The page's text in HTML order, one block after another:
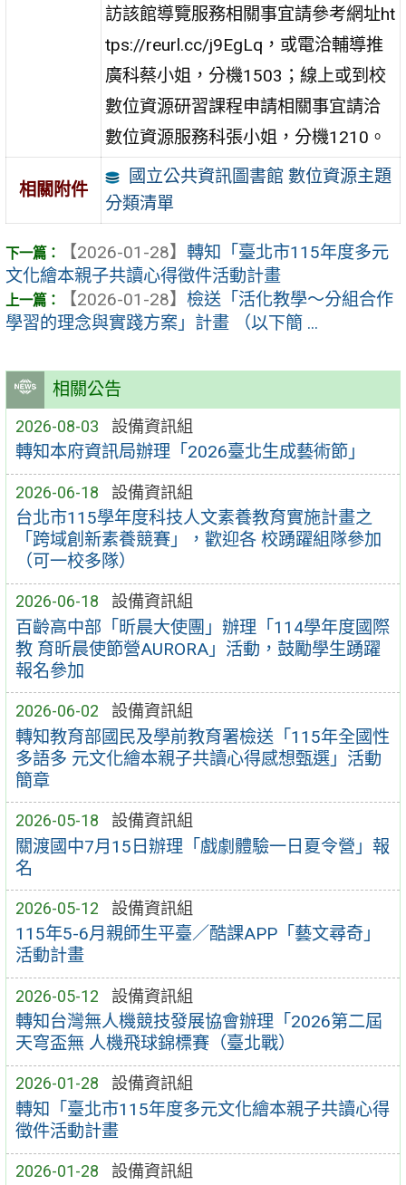
相關公告
2026-08-03 設備資訊組
轉知本府資訊局辦理「2026臺北生成藝術節」
2026-06-18 設備資訊組
台北市115學年度科技人文素養教育實施計畫之
「跨域創新素養競賽」，歡迎各 校踴躍組隊參加
（可一校多隊）
2026-06-18 設備資訊組
百齡高中部「昕晨大使團」辦理「114學年度國際
教 育昕晨使節營AURORA」活動，鼓勵學生踴躍
報名參加
2026-06-02 設備資訊組
轉知教育部國民及學前教育署檢送「115年全國性
多語多 元文化繪本親子共讀心得感想甄選」活動
簡章
2026-05-18 設備資訊組
關渡國中7月15日辦理「戲劇體驗一日夏令營」報
名
2026-05-12 設備資訊組
115年5-6月親師生平臺／酷課APP「藝文尋奇」
活動計畫
2026-05-12 設備資訊組
轉知台灣無人機競技發展協會辦理「2026第二屆
天穹盃無 人機飛球錦標賽（臺北戰）
2026-01-28 設備資訊組
轉知「臺北市115年度多元文化繪本親子共讀心得
徵件活動計畫
2026-01-28 設備資訊組
訪該館導覽服務相關事宜請參考網址ht
tps://reurl.cc/j9EgLq，或電洽輔導推
廣科蔡小姐，分機1503；線上或到校
數位資源研習課程申請相關事宜請洽
數位資源服務科張小姐，分機1210。
相關附件
國立公共資訊圖書館 數位資源主題
分類清單
【2026-01-28】 轉知「臺北市115年度多元
文化繪本親子共讀心得徵件活動計畫
【2026-01-28】 檢送「活化教學～分組合作
學習的理念與實踐方案」計畫 （以下簡 ...